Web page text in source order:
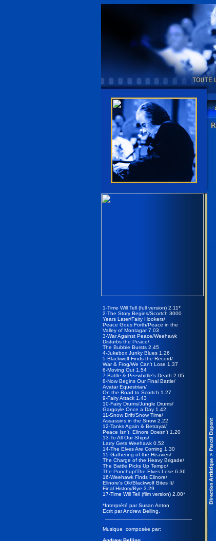
1-Time Will Tell (full version) 2.11*
2-The Story Begins/Scortch 3000
Years Later/Fairy Hookers/
Peace Goes Forth/Peace in the
Valley of Montagar 7.03
3-War Against Peace/Weehawk
Disturbs the Peace/
The Bubble Bursts 2.45
4-Jukebox Junky Blues 1.26
5-Blackwolf Finds the Record/
War & Frog/We Can't Lose 1.37
6-Moving Out 1.54
7-Battle & Peewhittle's Death 2.05
8-Now Begins Our Final Battle/
Avatar Equestrian/
On the Road to Scortch 1.27
9-Fairy Attack 1.43
10-Fairy Drums/Jungle Drums/
Gargoyle Once a Day 1.42
11-Snow Drift/Snow Time/
Assassins in the Snow 2.22
12-Tanks Again & Betrayal/
Peace Isn't, Elinore Doesn't 1.20
13-To All Our Ships/
Larry Gets Weehawk 0.52
14-The Elves Are Coming 1.30
15-Gathering of the Heavies/
The Charge of the Heavy Brigade/
The Battle Picks Up Tempo/
The Punchup/The Elves Lose 6.36
16-Weehawk Finds Elinore/
Elinore's Ok/Blackwolf Bites It/
Final History/Bye 3.29
17-Time Will Tell (film version) 2.00*
*Interprété par Susan Anton
Ecrit par Andrew Belling.
Musique composée par: